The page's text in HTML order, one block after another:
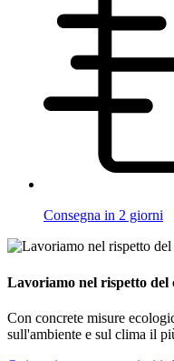
Consegna in 2 giorni
Lavoriamo nel rispetto del
Con concrete misure
sull'ambiente e sul clima il